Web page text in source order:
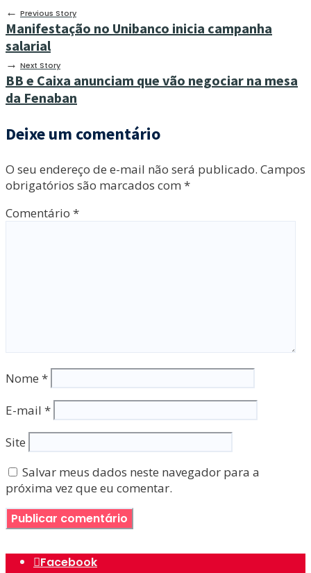
← Previous Story
Manifestação no Unibanco inicia campanha
salarial
→ Next Story
BB e Caixa anunciam que vão negociar na mesa
da Fenaban
Deixe um comentário
O seu endereço de e-mail não será publicado. Campos
obrigatórios são marcados com *
Comentário *
Nome *
E-mail *
Site
Salvar meus dados neste navegador para a
próxima vez que eu comentar.
Facebook